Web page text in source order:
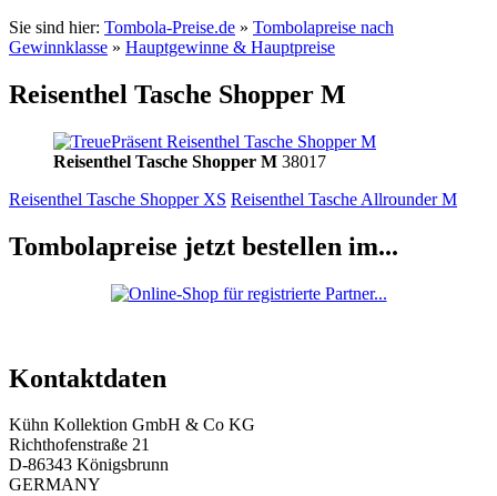
Sie sind hier: Tombola-Preise.de » Tombolapreise nach
Gewinnklasse » Hauptgewinne & Hauptpreise
Reisenthel Tasche Shopper M
Reisenthel Tasche Shopper M 38017
Reisenthel Tasche Shopper XS Reisenthel Tasche Allrounder M
Tombolapreise jetzt bestellen im...
Kontaktdaten
Kühn Kollektion GmbH & Co KG
Richthofenstraße 21
D-86343 Königsbrunn
GERMANY